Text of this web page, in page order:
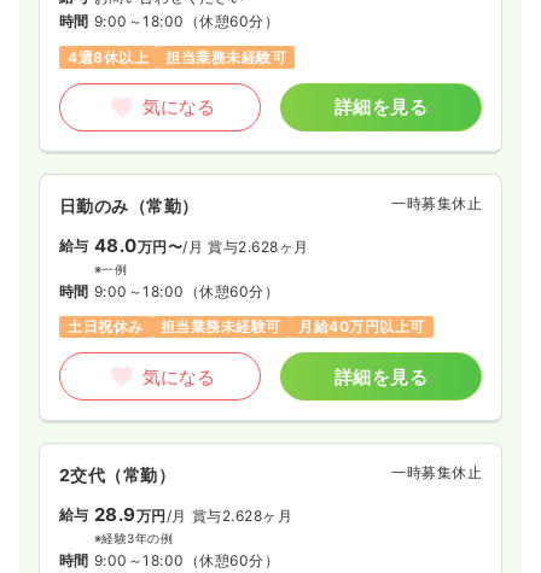
時間 9:00～18:00 （休憩60分）
4週8休以上
担当業務未経験可
気になる 詳細を見る
日勤のみ（常勤） 一時募集休止
給与 48.0万円〜/月 賞与2.628ヶ月
※一例
時間 9:00～18:00 （休憩60分）
土日祝休み
担当業務未経験可 月給40万円以上可
気になる 詳細を見る
2交代（常勤） 一時募集休止
給与 28.9万円/月 賞与2.628ヶ月
※経験3年の例
時間 9:00～18:00 （休憩60分）